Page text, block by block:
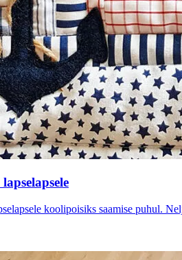
koolipoisiks saamise puhul.